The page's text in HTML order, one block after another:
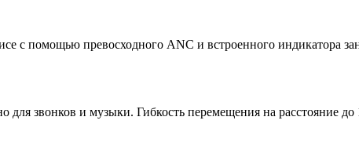
с помощью превосходного ANC и встроенного индикатора
звонков и музыки. Гибкость перемещения на расстояние